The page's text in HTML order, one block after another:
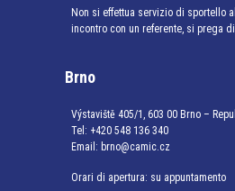
Non si effettua servizio di sportello
incontro con un referente, si prega
Brno
Výstaviště 405/1, 603 00 Brno –
Tel: +420 548 136 340
Email: brno@camic.cz
Orari di apertura: su appuntamento